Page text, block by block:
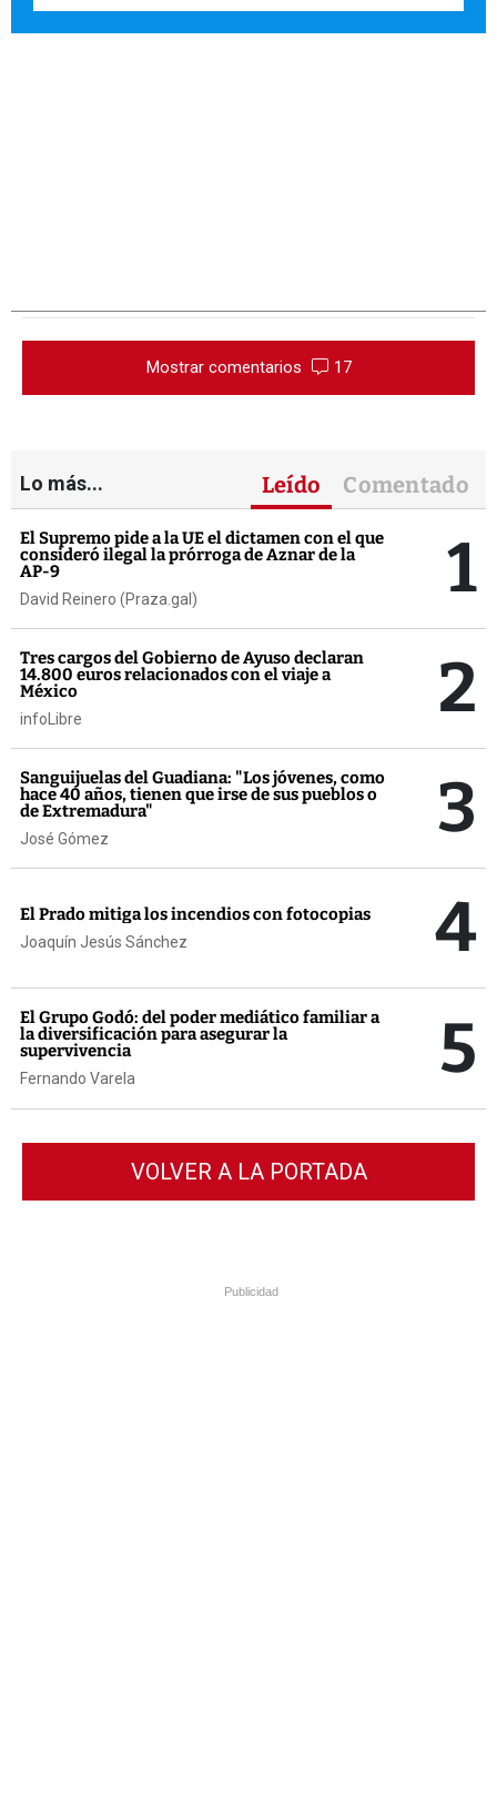
Mostrar comentarios 17
Lo más... Leído Comentado
El Supremo pide a la UE el dictamen con el que
consideró ilegal la prórroga de Aznar de la
AP-9
David Reinero (Praza.gal) 1
Tres cargos del Gobierno de Ayuso declaran
14.800 euros relacionados con el viaje a
México
infoLibre 2
Sanguijuelas del Guadiana: "Los jóvenes, como
hace 40 años, tienen que irse de sus pueblos o
de Extremadura"
José Gómez 3
El Prado mitiga los incendios con fotocopias
Joaquín Jesús Sánchez 4
El Grupo Godó: del poder mediático familiar a
la diversificación para asegurar la
supervivencia
Fernando Varela 5
VOLVER A LA PORTADA
Publicidad